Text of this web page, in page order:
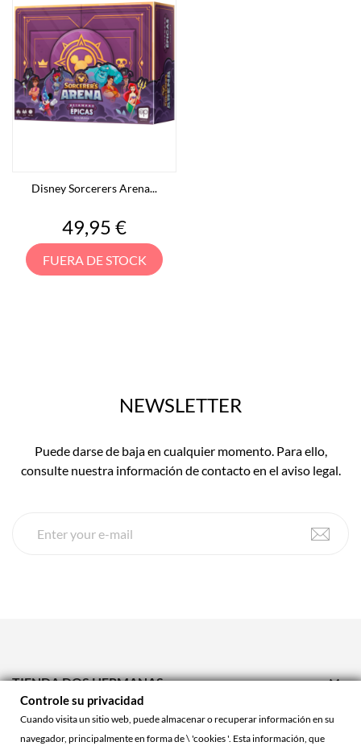
Disney Sorcerers Arena...
Precio
49,95 €
FUERA DE STOCK
NEWSLETTER
Puede darse de baja en cualquier momento. Para ello,
consulte nuestra información de contacto en el aviso legal.
TIENDA DOS HERMANAS 
TIENDA ONLINE 
Controle su privacidad
Cuando visita un sitio web, puede almacenar o recuperar información en su
navegador, principalmente en forma de \ 'cookies '. Esta información, que